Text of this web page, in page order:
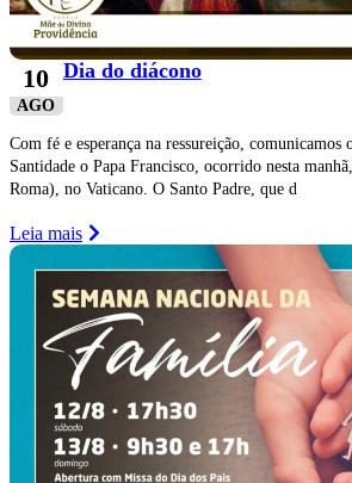
10
AGO
Dia do diácono
Com fé e esperança na ressureição, comunicamos
Santidade o Papa Francisco, ocorrido nesta
Roma), no Vaticano. O Santo Padre, que d
Leia mais